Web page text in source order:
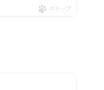
ポチップ